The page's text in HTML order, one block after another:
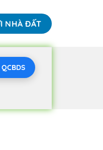
NHÀ ĐẤT